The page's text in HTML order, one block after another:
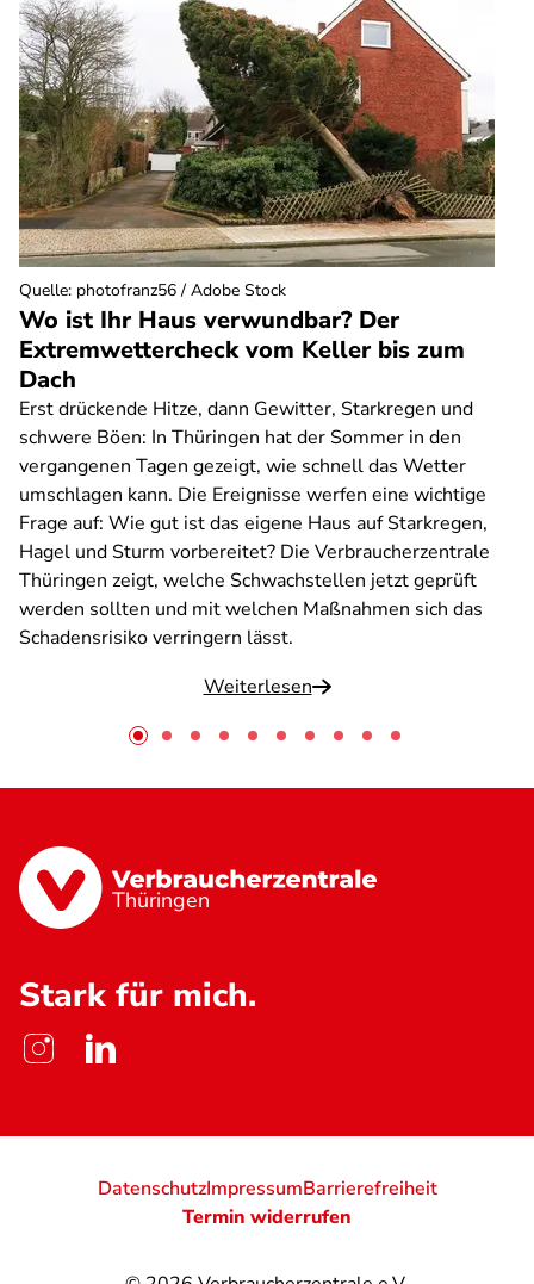
Wo ist Ihr Haus verwundbar? Der
Extremwettercheck vom Keller bis zum
Dach
Erst drückende Hitze, dann Gewitter, Starkregen und
schwere Böen: In Thüringen hat der Sommer in den
vergangenen Tagen gezeigt, wie schnell das Wetter
umschlagen kann. Die Ereignisse werfen eine wichtige
Frage auf: Wie gut ist das eigene Haus auf Starkregen,
Hagel und Sturm vorbereitet? Die Verbraucherzentrale
Thüringen zeigt, welche Schwachstellen jetzt geprüft
werden sollten und mit welchen Maßnahmen sich das
Schadensrisiko verringern lässt.
Weiterlesen
Quelle: photofranz56 / Adobe Stock
Thüringen
Stark für mich.
DatenschutzImpressumBarrierefreiheit
Termin widerrufen